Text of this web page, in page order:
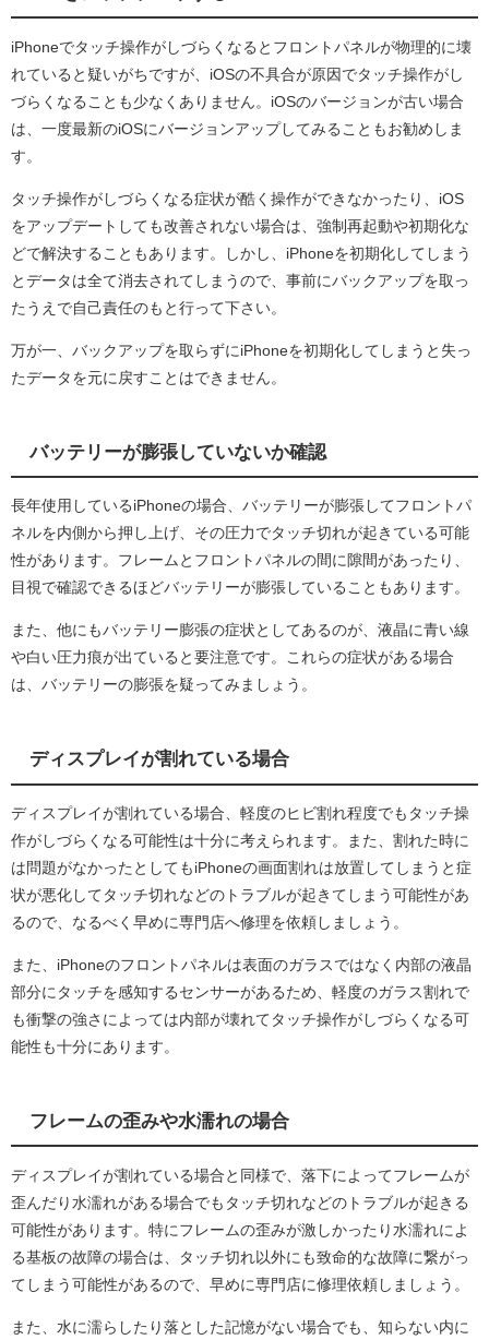
iPhoneでタッチ操作がしづらくなるとフロントパネルが物理的に壊
れていると疑いがちですが、iOSの不具合が原因でタッチ操作がし
づらくなることも少なくありません。iOSのバージョンが古い場合
は、一度最新のiOSにバージョンアップしてみることもお勧めしま
す。
タッチ操作がしづらくなる症状が酷く操作ができなかったり、iOS
をアップデートしても改善されない場合は、強制再起動や初期化な
どで解決することもあります。しかし、iPhoneを初期化してしまう
とデータは全て消去されてしまうので、事前にバックアップを取っ
たうえで自己責任のもと行って下さい。
万が一、バックアップを取らずにiPhoneを初期化してしまうと失っ
たデータを元に戻すことはできません。
バッテリーが膨張していないか確認
長年使用しているiPhoneの場合、バッテリーが膨張してフロントパ
ネルを内側から押し上げ、その圧力でタッチ切れが起きている可能
性があります。フレームとフロントパネルの間に隙間があったり、
目視で確認できるほどバッテリーが膨張していることもあります。
また、他にもバッテリー膨張の症状としてあるのが、液晶に青い線
や白い圧力痕が出ていると要注意です。これらの症状がある場合
は、バッテリーの膨張を疑ってみましょう。
ディスプレイが割れている場合
ディスプレイが割れている場合、軽度のヒビ割れ程度でもタッチ操
作がしづらくなる可能性は十分に考えられます。また、割れた時に
は問題がなかったとしてもiPhoneの画面割れは放置してしまうと症
状が悪化してタッチ切れなどのトラブルが起きてしまう可能性があ
るので、なるべく早めに専門店へ修理を依頼しましょう。
また、iPhoneのフロントパネルは表面のガラスではなく内部の液晶
部分にタッチを感知するセンサーがあるため、軽度のガラス割れで
も衝撃の強さによっては内部が壊れてタッチ操作がしづらくなる可
能性も十分にあります。
フレームの歪みや水濡れの場合
ディスプレイが割れている場合と同様で、落下によってフレームが
歪んだり水濡れがある場合でもタッチ切れなどのトラブルが起きる
可能性があります。特にフレームの歪みが激しかったり水濡れによ
る基板の故障の場合は、タッチ切れ以外にも致命的な故障に繋がっ
てしまう可能性があるので、早めに専門店に修理依頼しましょう。
また、水に濡らしたり落とした記憶がない場合でも、知らない内に